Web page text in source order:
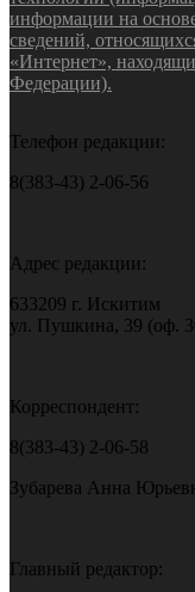
информации на
сведений,
«Интернет»,
Федерации).
Телефон редакции:
8(383-43) 2-06-56
Адрес редакции:
633209 г. Искитим
ул. Пушкина, 39 (оф.
Корреспондент:
8(383-43) 2-06-58
Зубарева Анна
Главный редактор: